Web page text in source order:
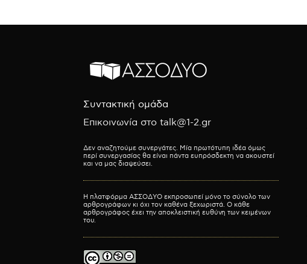
Συντακτική ομάδα
Επικοινωνία στο talk@1-2.gr
Δεν αναζητούμε συνεργάτες. Μία πρωτότυπη ιδέα όμως
περί συνεργασίας θα είναι πάντα ευπρόσδεκτη να ακουστεί
και να μας διαψεύσει.
Η πλατφόρμα ΑΣΣΟΔΥΟ εκπροσωπεί μόνο το σύνολο των
αρθρογράφων κι όχι τον καθένα ξεχωριστά. Ο κάθε
αρθρογράφος έχει την αποκλειστική ευθύνη των κειμένων
του.